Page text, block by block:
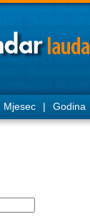
Mjesec | Godina